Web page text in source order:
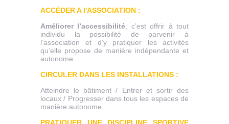
ACCÉDER A l'ASSOCIATION :
Améliorer l’accessibilité , c’est offrir à tout
individu la possibilité de parvenir à
l’association et d’y pratiquer les activités
qu’elle propose de manière indépendante et
autonome.
CIRCULER DANS LES INSTALLATIONS :
Atteindre le bâtiment / Entrer et sortir des
locaux / Progresser dans tous les espaces de
manière autonome.
PRATIQUER UNE DISCIPLINE SPORTIVE